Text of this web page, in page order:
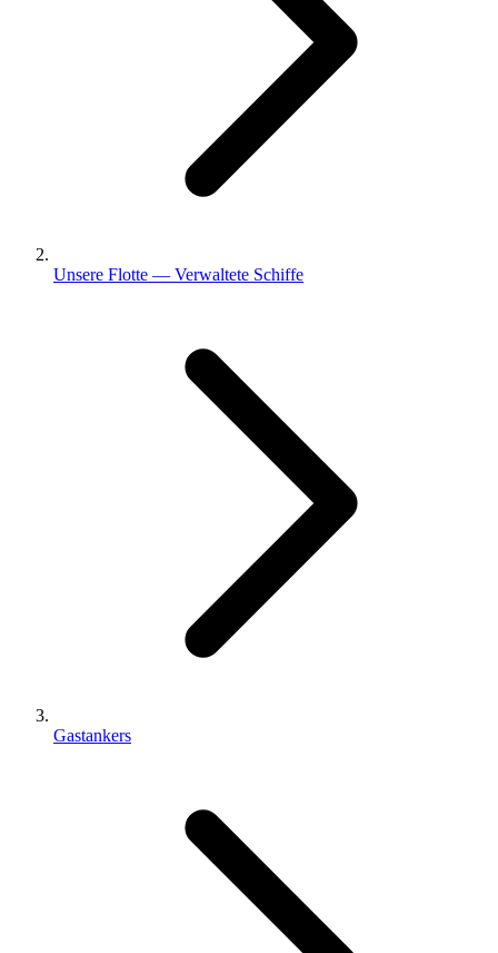
Unsere Flotte — Verwaltete Schiffe
Gastankers